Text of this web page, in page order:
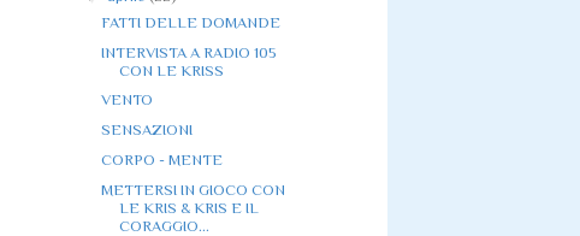
FATTI DELLE DOMANDE
INTERVISTA A RADIO 105
CON LE KRISS
VENTO
SENSAZIONI
CORPO - MENTE
METTERSI IN GIOCO CON
LE KRIS & KRIS E IL
CORAGGIO...